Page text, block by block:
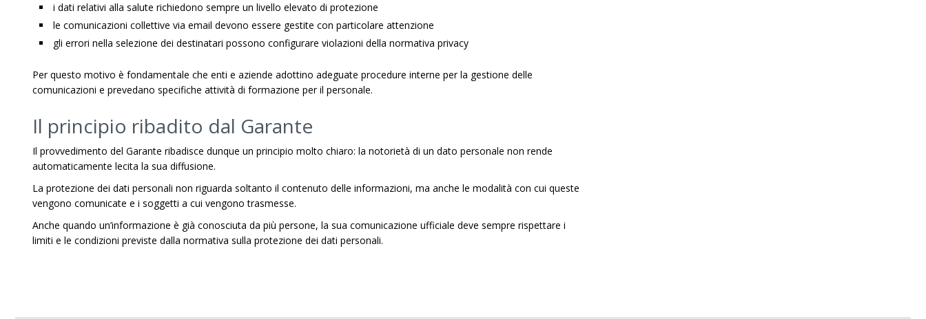
i dati relativi alla salute richiedono sempre un livello elevato di protezione
le comunicazioni collettive via email devono essere gestite con particolare attenzione
gli errori nella selezione dei destinatari possono configurare violazioni della normativa privacy
Per questo motivo è fondamentale che enti e aziende adottino adeguate procedure interne per la gestione delle
comunicazioni e prevedano specifiche attività di formazione per il personale.
Il principio ribadito dal Garante
Il provvedimento del Garante ribadisce dunque un principio molto chiaro: la notorietà di un dato personale non rende
automaticamente lecita la sua diffusione.
La protezione dei dati personali non riguarda soltanto il contenuto delle informazioni, ma anche le modalità con cui queste
vengono comunicate e i soggetti a cui vengono trasmesse.
Anche quando un’informazione è già conosciuta da più persone, la sua comunicazione ufficiale deve sempre rispettare i
limiti e le condizioni previste dalla normativa sulla protezione dei dati personali.